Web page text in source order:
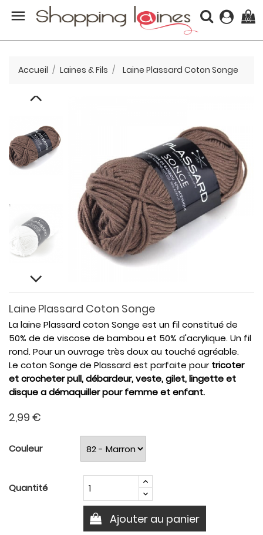
 (0)
Accueil Laines & Fils Laine Plassard Coton Songe
Laine Plassard Coton Songe
La laine Plassard coton Songe est un fil constitué de
50% de de viscose de bambou et 50% d'acrylique. Un fil
rond. Pour un ouvrage très doux au touché agréable.
Le coton Songe de Plassard est parfaite pourtricoter
et crocheter pull, débardeur, veste, gilet, lingette et
disque a démaquiller pour femme et enfant.
2,99 €
Couleur
Quantité
Ajouter au panier